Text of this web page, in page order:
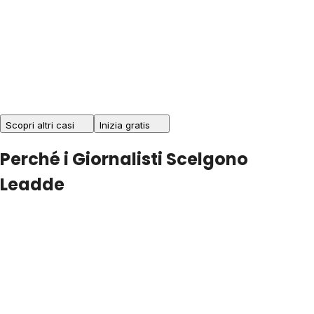
Scopri altri casi Inizia gratis
Perché i Giornalisti Scelgono
Leadde